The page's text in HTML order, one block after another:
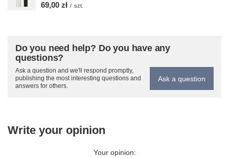
69,00 zł / szt.
Do you need help? Do you have any
questions?
Ask a question and we'll respond promptly,
publishing the most interesting questions and
answers for others.
Ask a question
Write your opinion
Your opinion: